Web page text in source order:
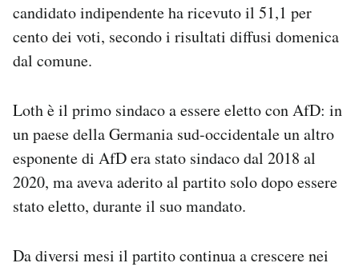
Area Personale
Newsletter
Esci
candidato indipendente ha ricevuto il 51,1 per
cento dei voti, secondo i risultati diffusi domenica
dal comune.
Loth è il primo sindaco a essere eletto con AfD: in
un paese della Germania sud-occidentale un altro
esponente di AfD era stato sindaco dal 2018 al
2020, ma aveva aderito al partito solo dopo essere
stato eletto, durante il suo mandato.
Da diversi mesi il partito continua a crescere nei